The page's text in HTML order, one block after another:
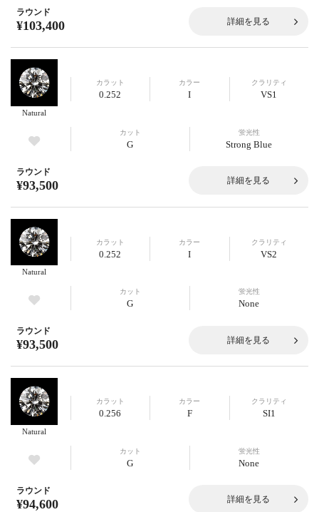
ラウンド
¥103,400 詳細を見る
Natural
カラット
0.252
カラー
I
クラリティ
VS1
カット
G
蛍光性
Strong Blue
ラウンド
¥93,500 詳細を見る
Natural
カラット
0.252
カラー
I
クラリティ
VS2
カット
G
蛍光性
None
ラウンド
¥93,500 詳細を見る
Natural
カラット
0.256
カラー
F
クラリティ
SI1
カット
G
蛍光性
None
ラウンド
¥94,600 詳細を見る